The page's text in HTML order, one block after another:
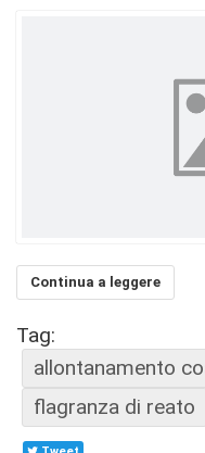
Continua a leggere
Tag:
allontanamento
flagranza di reato